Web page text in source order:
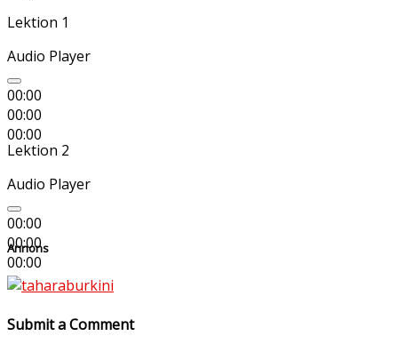
Lektion 1
Audio Player
00:00
00:00
00:00
Lektion 2
Audio Player
00:00
00:00
00:00
Annons
Submit a Comment